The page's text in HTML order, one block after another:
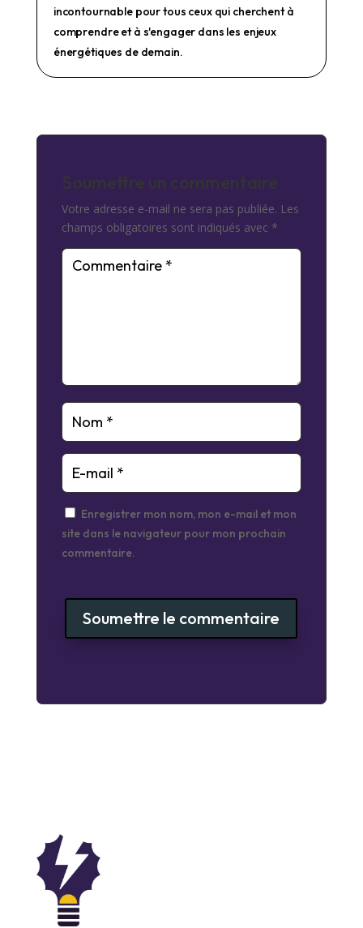
incontournable pour tous ceux qui cherchent à
comprendre et à s'engager dans les enjeux
énergétiques de demain.
Soumettre un commentaire
Votre adresse e-mail ne sera pas publiée. Les
champs obligatoires sont indiqués avec *
Enregistrer mon nom, mon e-mail et mon
site dans le navigateur pour mon prochain
commentaire.
Soumettre le commentaire